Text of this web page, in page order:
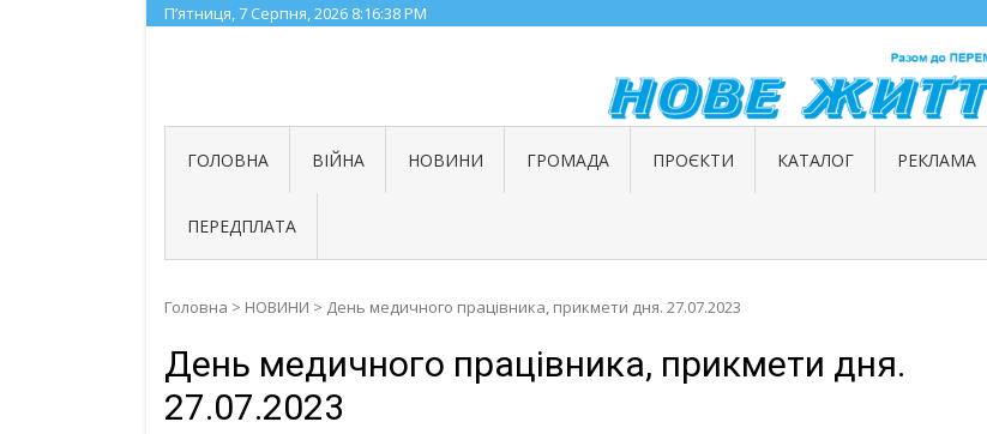
Skip
to
П’ятниця, 7 Серпня, 2026 8:16:38 PM
ГОЛОВНА ВІЙНА НОВИНИ ГРОМАДА ПРОЄКТИ КАТАЛОГ РЕКЛАМА
ПЕРЕДПЛАТА
Головна > НОВИНИ > День медичного працівника, прикмети дня. 27.07.2023
День медичного працівника, прикмети дня.
27.07.2023